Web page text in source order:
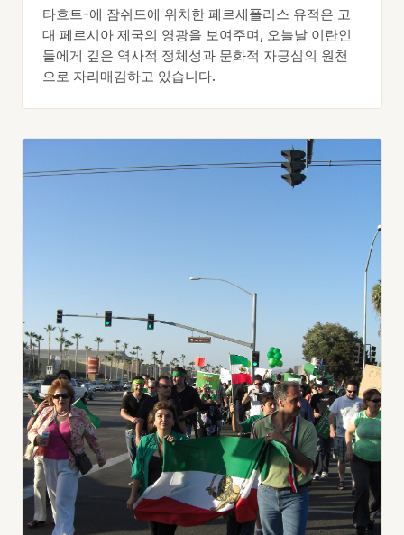
타흐트-에 잠쉬드에 위치한 페르세폴리스 유적은 고
대 페르시아 제국의 영광을 보여주며, 오늘날 이란인
들에게 깊은 역사적 정체성과 문화적 자긍심의 원천
으로 자리매김하고 있습니다.